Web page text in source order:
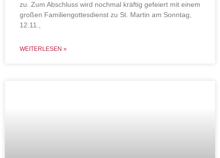
zu. Zum Abschluss wird nochmal kräftig gefeiert mit einem
großen Familiengottesdienst zu St. Martin am Sonntag,
12.11.,
WEITERLESEN »